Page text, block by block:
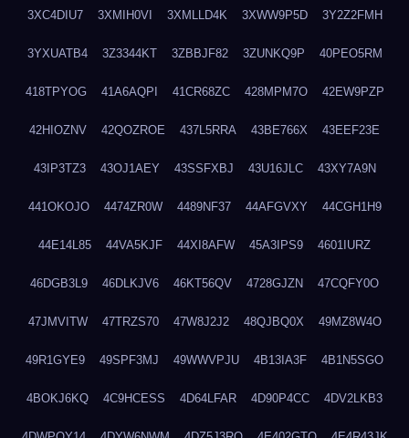
3XC4DIU7 3XMIH0VI 3XMLLD4K 3XWW9P5D 3Y2Z2FMH
3YXUATB4 3Z3344KT 3ZBBJF82 3ZUNKQ9P 40PEO5RM
418TPYOG 41A6AQPI 41CR68ZC 428MPM7O 42EW9PZP
42HIOZNV 42QOZROE 437L5RRA 43BE766X 43EEF23E
43IP3TZ3 43OJ1AEY 43SSFXBJ 43U16JLC 43XY7A9N
441OKOJO 4474ZR0W 4489NF37 44AFGVXY 44CGH1H9
44E14L85 44VA5KJF 44XI8AFW 45A3IPS9 4601IURZ
46DGB3L9 46DLKJV6 46KT56QV 4728GJZN 47CQFY0O
47JMVITW 47TRZS70 47W8J2J2 48QJBQ0X 49MZ8W4O
49R1GYE9 49SPF3MJ 49WWVPJU 4B13IA3F 4B1N5SGO
4BOKJ6KQ 4C9HCESS 4D64LFAR 4D90P4CC 4DV2LKB3